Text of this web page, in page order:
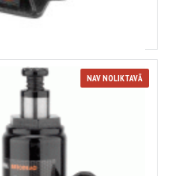
NAV NOLIKTAVĀ